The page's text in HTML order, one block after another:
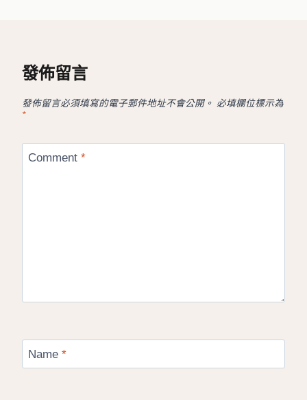
發佈留言
發佈留言必須填寫的電子郵件地址不會公開。 必填欄位標示為
*
Comment *
Name *